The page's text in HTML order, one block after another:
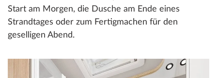
Start am Morgen, die Dusche am Ende eines
Strandtages oder zum Fertigmachen für den
geselligen Abend.